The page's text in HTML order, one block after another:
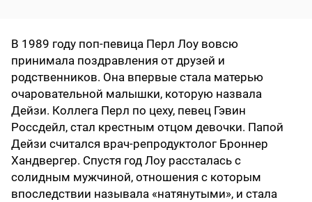
В 1989 году поп-певица Перл Лоу вовсю
принимала поздравления от друзей и
родственников. Она впервые стала матерью
очаровательной малышки, которую назвала
Дейзи. Коллега Перл по цеху, певец Гэвин
Россдейл, стал крестным отцом девочки. Папой
Дейзи считался врач-репродуктолог Броннер
Хандвергер. Спустя год Лоу рассталась с
солидным мужчиной, отношения с которым
впоследствии называла «натянутыми», и стала